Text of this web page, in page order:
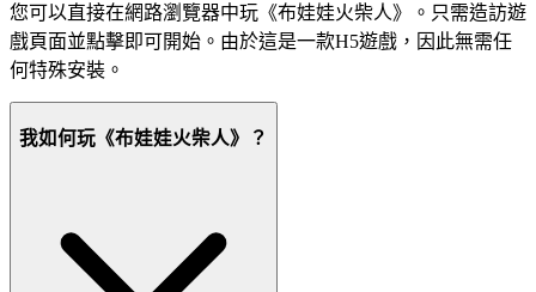
您可以直接在網路瀏覽器中玩《布娃娃火柴人》。只需造訪遊
戲頁面並點擊即可開始。由於這是一款H5遊戲，因此無需任
何特殊安裝。
我如何玩《布娃娃火柴人》？